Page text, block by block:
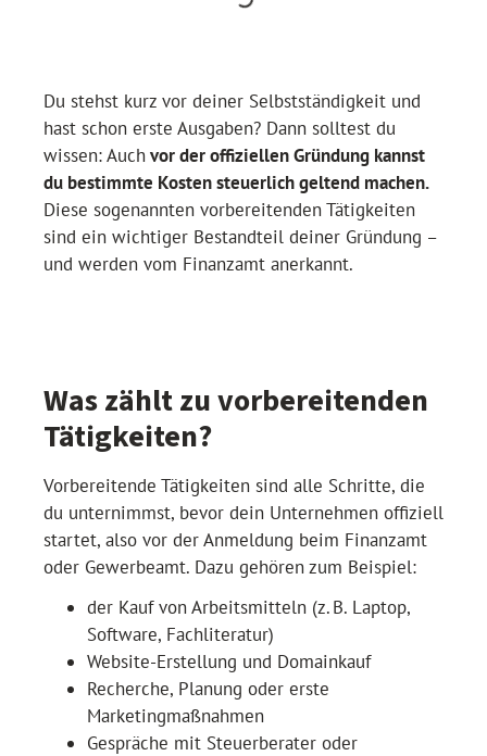
Du stehst kurz vor deiner Selbstständigkeit und
hast schon erste Ausgaben? Dann solltest du
wissen: Auchvor der offiziellen Gründung kannst
du bestimmte Kosten steuerlich geltend machen.
Diese sogenannten vorbereitenden Tätigkeiten
sind ein wichtiger Bestandteil deiner Gründung –
und werden vom Finanzamt anerkannt.
Was zählt zu vorbereitenden
Tätigkeiten?
Vorbereitende Tätigkeiten sind alle Schritte, die
du unternimmst, bevor dein Unternehmen offiziell
startet, also vor der Anmeldung beim Finanzamt
oder Gewerbeamt. Dazu gehören zum Beispiel:
der Kauf von Arbeitsmitteln (z. B. Laptop,
Software, Fachliteratur)
Website-Erstellung und Domainkauf
Recherche, Planung oder erste
Marketingmaßnahmen
Gespräche mit Steuerberater oder